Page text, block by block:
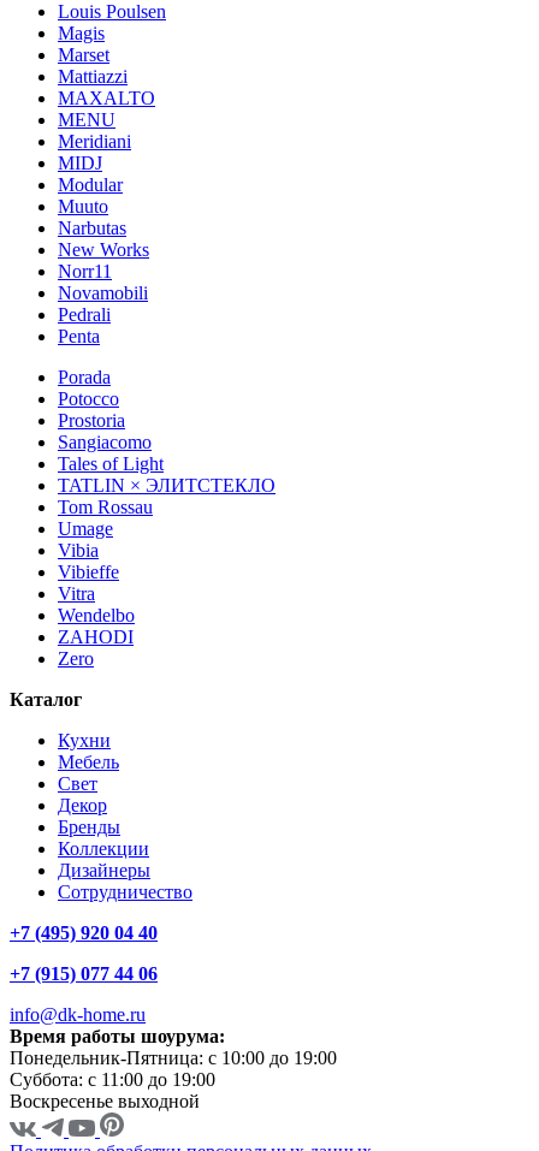
Louis Poulsen
Magis
Marset
Mattiazzi
MAXALTO
MENU
Meridiani
MIDJ
Modular
Muuto
Narbutas
New Works
Norr11
Novamobili
Pedrali
Penta
Porada
Potocco
Prostoria
Sangiacomo
Tales of Light
TATLIN × ЭЛИТСТЕКЛО
Tom Rossau
Umage
Vibia
Vibieffe
Vitra
Wendelbo
ZAHODI
Zero
Каталог
Кухни
Мебель
Свет
Декор
Бренды
Коллекции
Дизайнеры
Сотрудничество
+7 (495) 920 04 40
+7 (915) 077 44 06
info@dk-home.ru
Время работы шоурума:
Понедельник-Пятница: c 10:00 до 19:00
Суббота: c 11:00 до 19:00
Воскресенье выходной